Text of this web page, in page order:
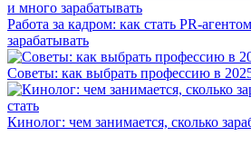
Работа за кадром: как стать PR-
зарабатывать
Советы: как выбрать профессию в
Кинолог: чем занимается, сколько